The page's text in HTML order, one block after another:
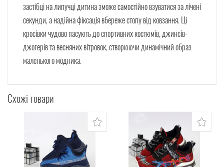
застібці на липучці дитина зможе самостійно взуватися за лічені
секунди, а надійна фіксація вбереже стопу від ковзання. Ці
кросівки чудово пасують до спортивних костюмів, джинсів-
джогерів та весняних вітровок, створюючи динамічний образ
маленького модника.
Схожі товари